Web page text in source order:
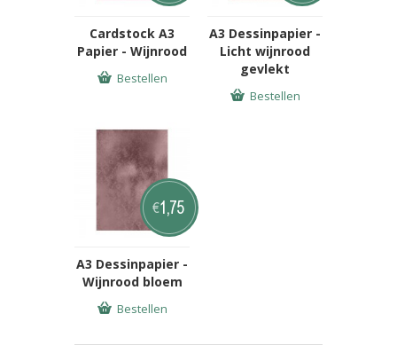
Cardstock A3
Papier - Wijnrood
Bestellen
A3 Dessinpapier -
Licht wijnrood
gevlekt
Bestellen
A3 Dessinpapier -
Wijnrood bloem
€1,75
Bestellen